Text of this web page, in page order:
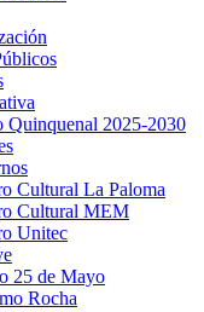
Quinquenal 2025-2030
Cultural La Paloma
Cultural MEM
Unitec
25 de Mayo
Rocha